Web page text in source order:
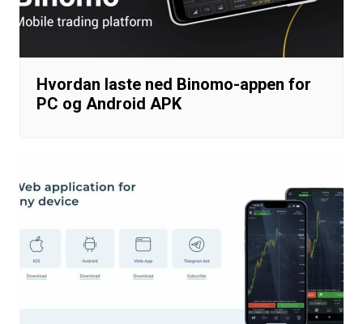
Hvordan laste ned Binomo-appen for
PC og Android APK